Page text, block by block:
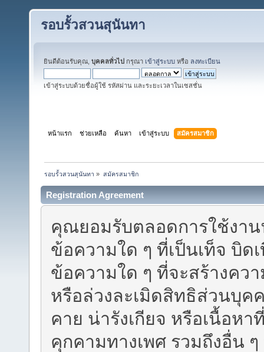
รอบรั้วสวนสุนันทา
ยินดีต้อนรับคุณ, บุคคลทั่วไป กรุณา เข้าสู่ระบบ หรือ ลงทะเบียน
เข้าสู่ระบบด้วยชื่อผู้ใช้ รหัสผ่าน และระยะเวลาในเซสชั่น
หน้าแรก ช่วยเหลือ ค้นหา เข้าสู่ระบบ สมัครสมาชิก
รอบรั้วสวนสุนันทา » สมัครสมาชิก
Registration Agreement
คุณยอมรับตลอดการใช้งา
ข้อความใด ๆ ที่เป็นเท็จ บิด
ข้อความใด ๆ ที่จะสร้างค
หรือล่วงละเมิดสิทธิส่วนบุ
คาย น่ารังเกียจ หรือเนื้อห
คุกคามทางเพศ รวมถึงอื่น